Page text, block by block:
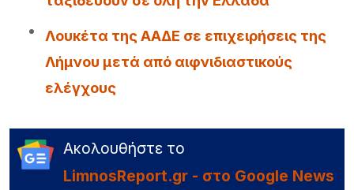
Λουκέτα της ΑΑΔΕ σε επιχειρήσεις της
Λήμνου μετά από αιφνιδιαστικούς
ελέγχους
Ακολουθήστε το
LimnosReport.gr - στο Google News